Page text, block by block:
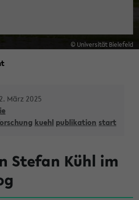
© Universität Bielefeld
März 2025
kuehl publikation start
Stefan Kühl im